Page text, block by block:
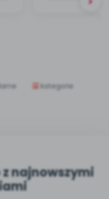
kategorie
z najnowszymi